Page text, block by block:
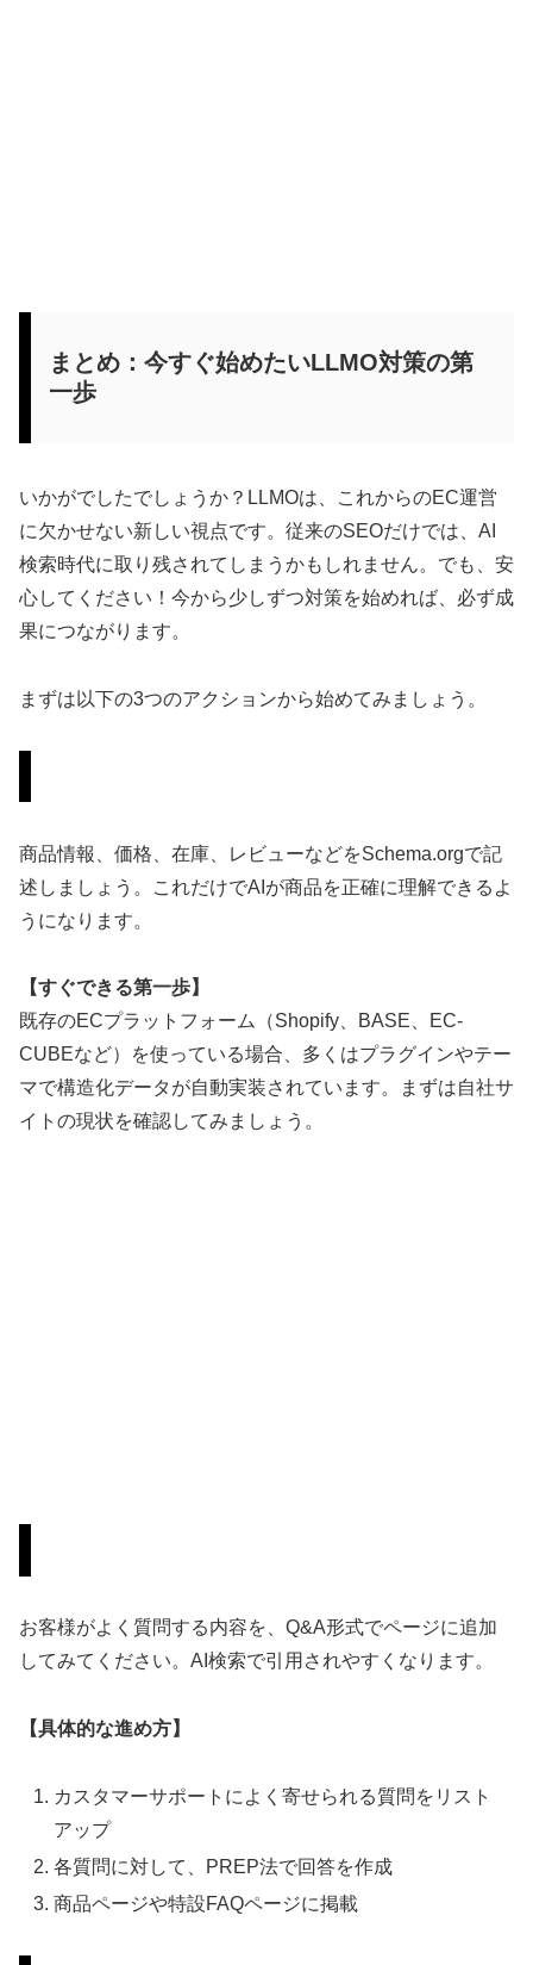
まとめ：今すぐ始めたいLLMO対策の第
一歩
いかがでしたでしょうか？LLMOは、これからのEC運営
に欠かせない新しい視点です。従来のSEOだけでは、AI
検索時代に取り残されてしまうかもしれません。でも、安
心してください！今から少しずつ対策を始めれば、必ず成
果につながります。
まずは以下の3つのアクションから始めてみましょう。
商品情報、価格、在庫、レビューなどをSchema.orgで記
述しましょう。これだけでAIが商品を正確に理解できるよ
うになります。
【すぐできる第一歩】
既存のECプラットフォーム（Shopify、BASE、EC-
CUBEなど）を使っている場合、多くはプラグインやテー
マで構造化データが自動実装されています。まずは自社サ
イトの現状を確認してみましょう。
お客様がよく質問する内容を、Q&A形式でページに追加
してみてください。AI検索で引用されやすくなります。
【具体的な進め方】
カスタマーサポートによく寄せられる質問をリスト
アップ
各質問に対して、PREP法で回答を作成
商品ページや特設FAQページに掲載